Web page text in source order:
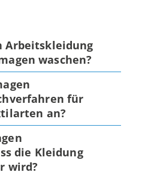
Arbeitskleidung
waschen?
für
an?
die Kleidung
wird?